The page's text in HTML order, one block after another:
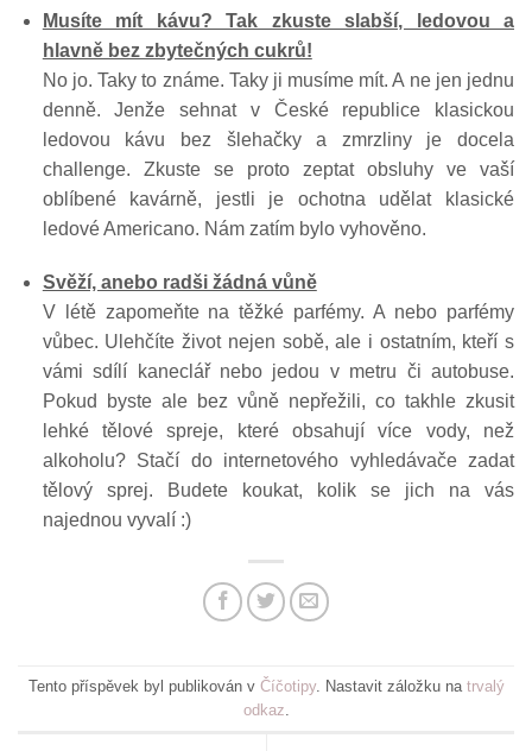
Musíte mít kávu? Tak zkuste slabší, ledovou a
hlavně bez zbytečných cukrů!
No jo. Taky to známe. Taky ji musíme mít. A ne jen jednu
denně. Jenže sehnat v České republice klasickou
ledovou kávu bez šlehačky a zmrzliny je docela
challenge. Zkuste se proto zeptat obsluhy ve vaší
oblíbené kavárně, jestli je ochotna udělat klasické
ledové Americano. Nám zatím bylo vyhověno.
Svěží, anebo radši žádná vůně
V létě zapomeňte na těžké parfémy. A nebo parfémy
vůbec. Ulehčíte život nejen sobě, ale i ostatním, kteří s
vámi sdílí kaneclář nebo jedou v metru či autobuse.
Pokud byste ale bez vůně nepřežili, co takhle zkusit
lehké tělové spreje, které obsahují více vody, než
alkoholu? Stačí do internetového vyhledávače zadat
tělový sprej. Budete koukat, kolik se jich na vás
najednou vyvalí :)
Tento příspěvek byl publikován v Číčotipy. Nastavit záložku na trvalý
odkaz